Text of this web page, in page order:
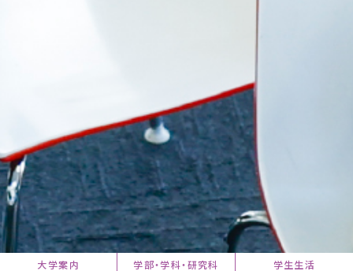
大学案内 学部・学科・研究科
学生生活